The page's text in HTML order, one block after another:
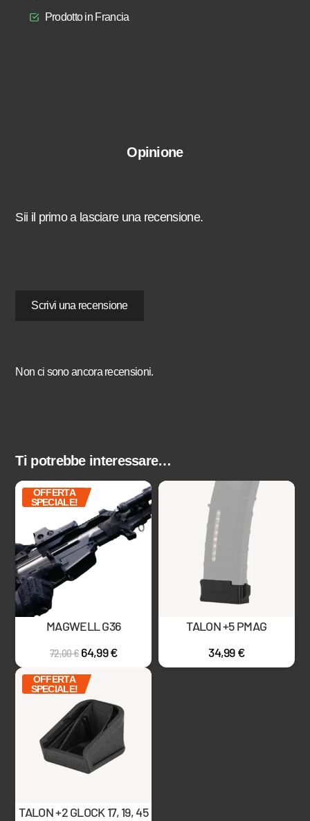
Prodotto in Francia
Opinione
Sii il primo a lasciare una recensione.
Scrivi una recensione
Non ci sono ancora recensioni.
Ti potrebbe interessare…
OFFERTA
SPECIALE!
MAGWELL G36
72,00€ 64,99€
TALON +5 PMAG
34,99€
OFFERTA
SPECIALE!
TALON +2 GLOCK 17, 19, 45